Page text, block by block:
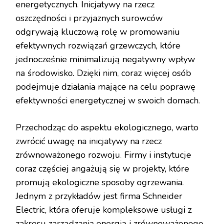
energetycznych. Inicjatywy na rzecz
oszczędności i przyjaznych surowców
odgrywają kluczową rolę w promowaniu
efektywnych rozwiązań grzewczych, które
jednocześnie minimalizują negatywny wpływ
na środowisko. Dzięki nim, coraz więcej osób
podejmuje działania mające na celu poprawę
efektywności energetycznej w swoich domach.
Przechodząc do aspektu ekologicznego, warto
zwrócić uwagę na inicjatywy na rzecz
zrównoważonego rozwoju. Firmy i instytucje
coraz częściej angażują się w projekty, które
promują ekologiczne sposoby ogrzewania.
Jednym z przykładów jest firma Schneider
Electric, która oferuje kompleksowe usługi z